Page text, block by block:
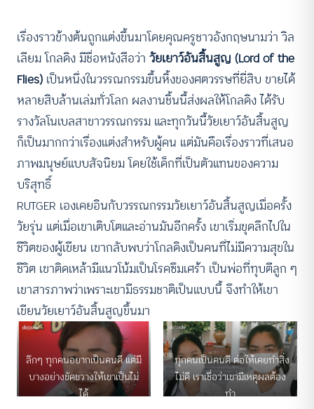
เรื่องราวข้างต้นถูกแต่งขึ้นมาโดยคุณครูชาวอังกฤษนามว่า วิล
เลียม โกลดิง มีชื่อหนังสือว่า วัยเยาว์อันสิ้นสูญ (Lord of the
Flies) เป็นหนึ่งในวรรณกรรมขึ้นหิ้งของศตวรรษที่ยี่สิบ ขายได้
หลายสิบล้านเล่มทั่วโลก ผลงานชิ้นนี้ส่งผลให้โกลดิง ได้รับ
รางวัลโนเบลสาขาวรรณกรรม และทุกวันนี้วัยเยาว์อันสิ้นสูญ
ก็เป็นมากกว่าเรื่องแต่งสำหรับผู้คน แต่มันคือเรื่องราวที่เสนอ
ภาพมนุษย์แบบสัจนิยม โดยใช้เด็กที่เป็นตัวแทนของความ
บริสุทธิ์
RUTGER เองเคยอินกับวรรณกรรมวัยเยาว์อันสิ้นสูญเมื่อครั้ง
วัยรุ่น แต่เมื่อเขาเติบโตและอ่านมันอีกครั้ง เขาเริ่มขุดลึกไปใน
ชีวิตของผู้เขียน เขากลับพบว่าโกลดิงเป็นคนที่ไม่มีความสุขใน
ชีวิต เขาติดเหล้ามีแนวโน้มเป็นโรคซึมเศร้า เป็นพ่อที่ทุบตีลูก ๆ
เขาสารภาพว่าเพราะเขามีธรรมชาติเป็นแบบนี้ จึงทำให้เขา
เขียนวัยเยาว์อันสิ้นสูญขึ้นมา
ลึกๆ ทุกคนอยากเป็นคนดี แต่มี
บางอย่างขัดขวางให้เขาเป็นไม่
ได้
ทุกคนเป็นคนดี ต่อให้เคยทำสิ่ง
ไม่ดี เราเชื่อว่าเขามีเหตุผลต้อง
ทำ